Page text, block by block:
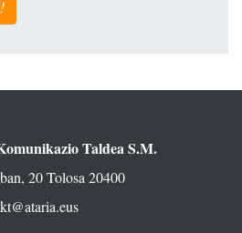
Taldea S.M.
20 Tolosa 20400